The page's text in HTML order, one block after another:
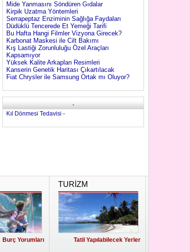
Mide Yanmasını Söndüren Gıdalar
Kirpik Uzatma Yöntemleri
Serrapeptaz Enziminin Sağlığa Faydaları
Düdüklü Tencerede Et Yemeği Tarifi
Bu Hafta Hangi Filmler Vizyona Girecek?
Karbonat Maskesi ile Cilt Bakımı
Kış Lastiği Zorunluluğu Özel Araçları
Kapsamıyor
Yüksek Kalite Arkaplan Resimleri
Kanserin Genetik Haritası Çıkartılacak
Fiat Chrysler ile Samsung Ortak mı Oluyor?
.
Kıl Dönmesi Tedavisi -
Burç Yorumları
TURİZM
Tatil Yapılabilecek Yerler